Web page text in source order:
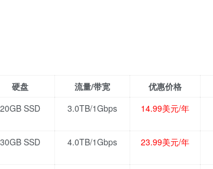
硬盘 流量/带宽 优惠价格
20GB SSD 3.0TB/1Gbps 14.99美元/年
30GB SSD 4.0TB/1Gbps 23.99美元/年